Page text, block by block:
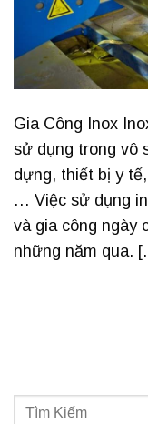
Gia Công Inox
sử dụng trong vô
dựng, thiết bị y
… Việc sử dụng
và gia công ngày
những năm qua.